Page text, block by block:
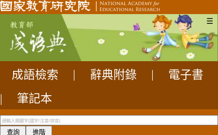
☰
成語檢索 辭典附錄
電子書
|
筆記本